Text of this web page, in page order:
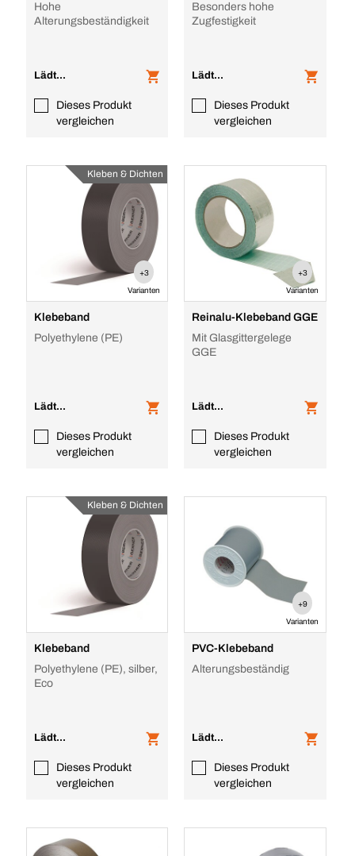
Hohe
Alterungsbeständigkeit
Lädt...
Dieses Produkt
vergleichen
Besonders hohe
Zugfestigkeit
Lädt...
Dieses Produkt
vergleichen
Kleben & Dichten
+3
Varianten
Klebeband
Polyethylene (PE)
Lädt...
Dieses Produkt
vergleichen
+3
Varianten
Reinalu-Klebeband GGE
Mit Glasgittergelege
GGE
Lädt...
Dieses Produkt
vergleichen
Kleben & Dichten
Klebeband
Polyethylene (PE), silber,
Eco
Lädt...
Dieses Produkt
vergleichen
+9
Varianten
PVC-Klebeband
Alterungsbeständig
Lädt...
Dieses Produkt
vergleichen